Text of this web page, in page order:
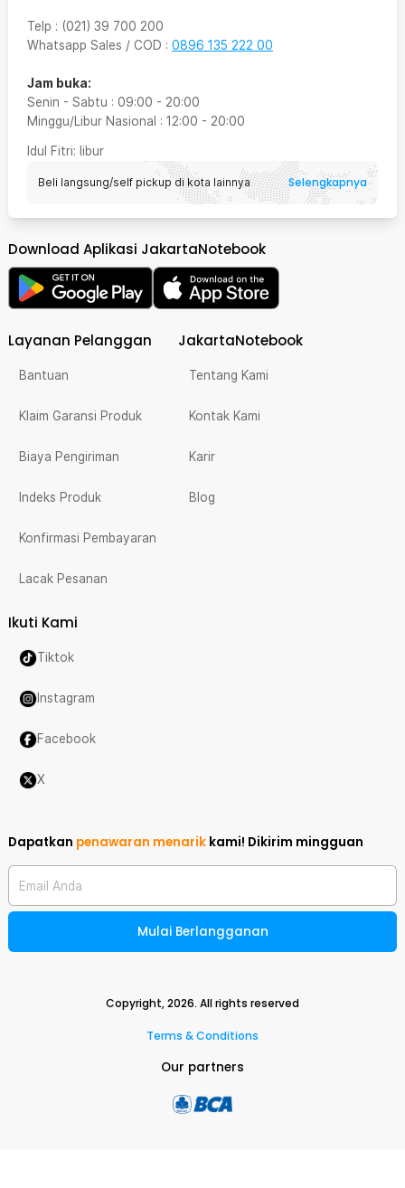
Telp : (021) 39 700 200
Whatsapp Sales / COD : 0896 135 222 00
Jam buka:
Senin - Sabtu : 09:00 - 20:00
Minggu/Libur Nasional : 12:00 - 20:00
Idul Fitri: libur
Beli langsung/self pickup di kota lainnya Selengkapnya
Download Aplikasi JakartaNotebook
Layanan Pelanggan
Bantuan
Klaim Garansi Produk
Biaya Pengiriman
Indeks Produk
Konfirmasi Pembayaran
Lacak Pesanan
JakartaNotebook
Tentang Kami
Kontak Kami
Karir
Blog
Ikuti Kami
Tiktok
Instagram
Facebook
X
Dapatkan penawaran menarik kami! Dikirim mingguan
Email Anda
Mulai Berlangganan
Copyright,2026. All rights reserved
Terms & Conditions
Our partners